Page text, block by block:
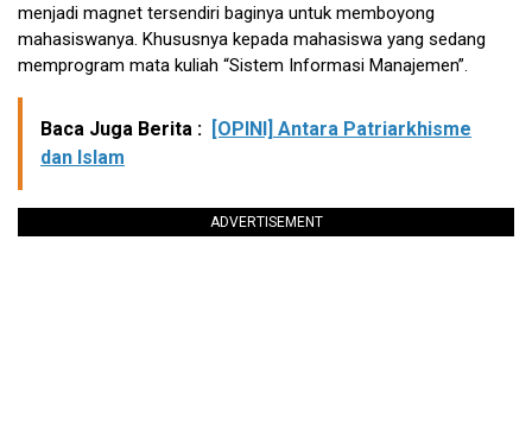
menjadi magnet tersendiri baginya untuk memboyong
mahasiswanya. Khususnya kepada mahasiswa yang sedang
memprogram mata kuliah “Sistem Informasi Manajemen”.
Baca Juga Berita :
[OPINI] Antara Patriarkhisme
dan Islam
ADVERTISEMENT